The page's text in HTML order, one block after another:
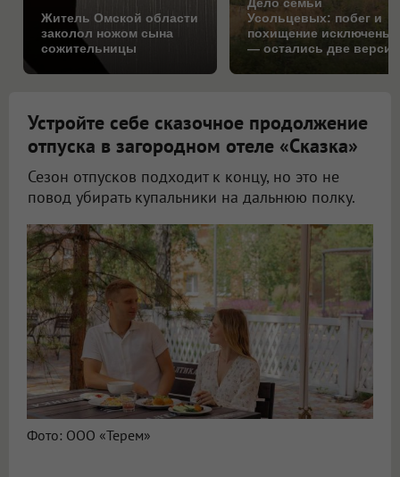
Житель Омской области
заколол ножом сына
сожительницы
Усольцевых: побег и
похищение исключены
— остались две версии
Устройте себе сказочное продолжение
отпуска в загородном отеле «Сказка»
Сезон отпусков подходит к концу, но это не
повод убирать купальники на дальнюю полку.
Фото: ООО «Терем»